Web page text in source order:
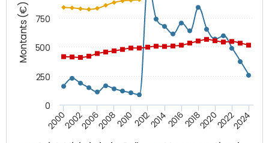
Montants (€)
200020022006200820102012201420162018202020222024
0
250
500
750